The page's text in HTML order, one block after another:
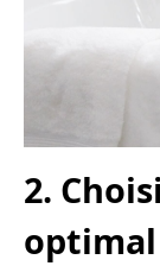
2.